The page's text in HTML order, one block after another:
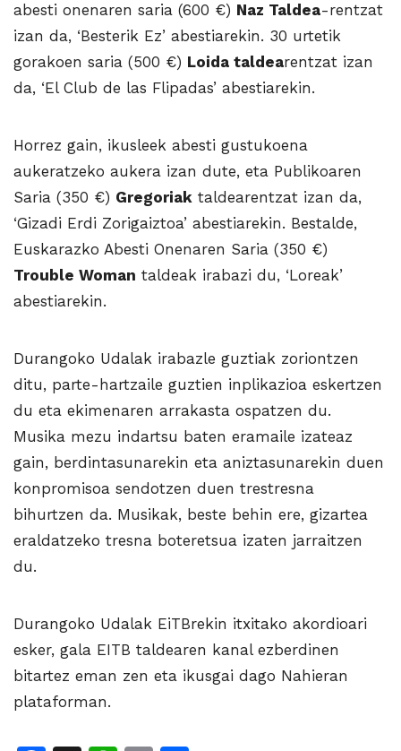
abesti onenaren saria (600 €) Naz Taldea-rentzat
izan da, ‘Besterik Ez’ abestiarekin. 30 urtetik
gorakoen saria (500 €) Loida taldearentzat izan
da, ‘El Club de las Flipadas’ abestiarekin.
Horrez gain, ikusleek abesti gustukoena
aukeratzeko aukera izan dute, eta Publikoaren
Saria (350 €) Gregoriak taldearentzat izan da,
‘Gizadi Erdi Zorigaiztoa’ abestiarekin. Bestalde,
Euskarazko Abesti Onenaren Saria (350 €)
Trouble Woman taldeak irabazi du, ‘Loreak’
abestiarekin.
Durangoko Udalak irabazle guztiak zoriontzen
ditu, parte-hartzaile guztien inplikazioa eskertzen
du eta ekimenaren arrakasta ospatzen du.
Musika mezu indartsu baten eramaile izateaz
gain, berdintasunarekin eta aniztasunarekin duen
konpromisoa sendotzen duen trestresna
bihurtzen da. Musikak, beste behin ere, gizartea
eraldatzeko tresna boteretsua izaten jarraitzen
du.
Durangoko Udalak EiTBrekin itxitako akordioari
esker, gala EITB taldearen kanal ezberdinen
bitartez eman zen eta ikusgai dago Nahieran
plataforman.